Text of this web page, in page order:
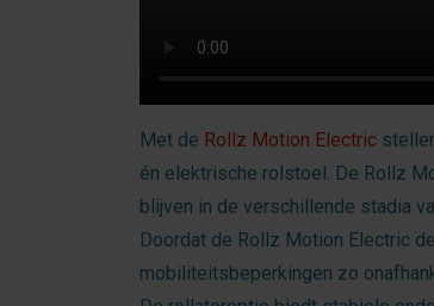
Met de Rollz Motion Electric
én elektrische rolstoel. De Rollz
blijven in de verschillende stadia
Doordat de Rollz Motion Electric
mobiliteitsbeperkingen zo